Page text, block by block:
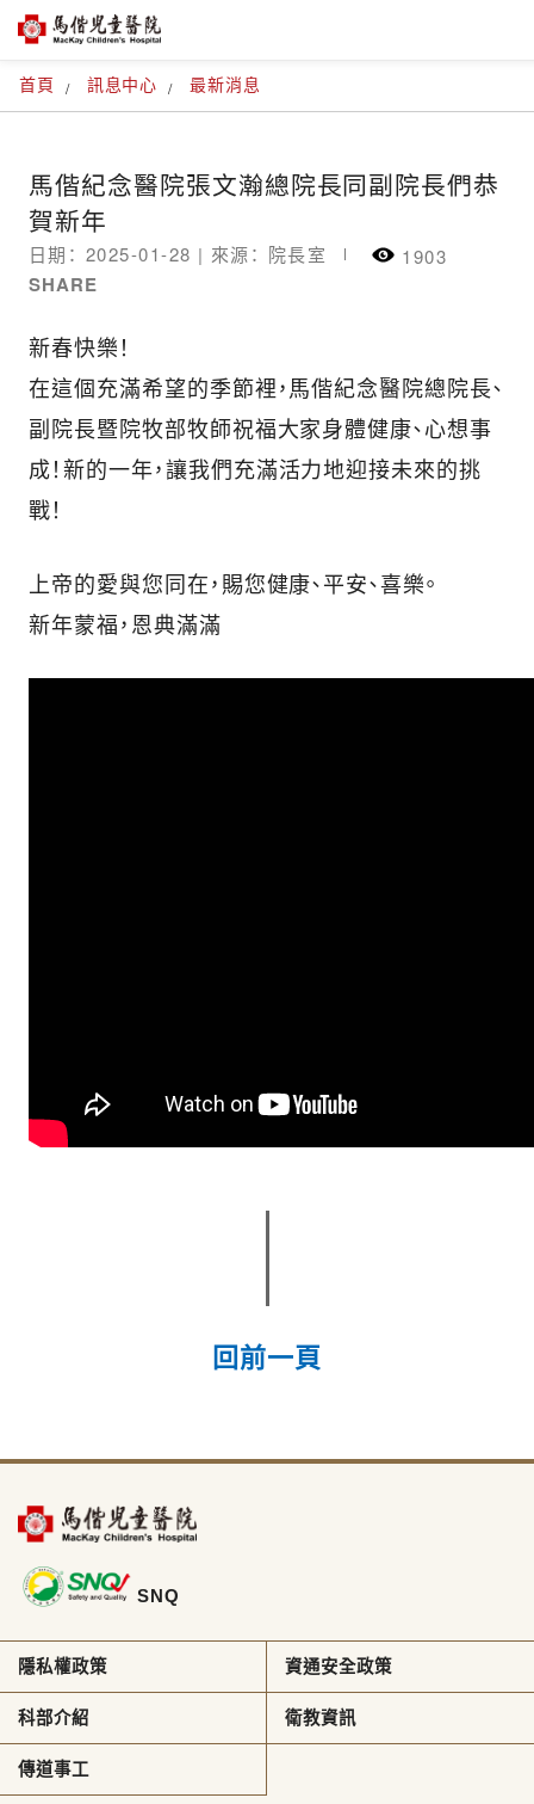
首頁 訊息中心 最新消息
馬偕紀念醫院張文瀚總院長同副院長們恭
賀新年
日期： 2025-01-28 | 來源： 院長室 1903
SHARE
新春快樂！
在這個充滿希望的季節裡，馬偕紀念醫院總院長、
副院長暨院牧部牧師祝福大家身體健康、心想事
成！新的一年， 讓我們充滿活力地迎接未來的挑
戰！
上帝的愛與您同在，賜您健康、平安、喜樂。
新年蒙福，恩典滿滿
回前一頁
SNQ
隱私權政策 資通安全政策
科部介紹 衛教資訊
傳道事工